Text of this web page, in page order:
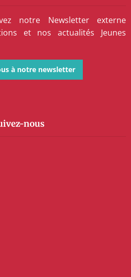
notre Newsletter externe
et nos actualités Jeunes
à notre newsletter
nous